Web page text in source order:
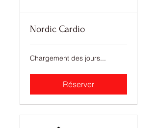
Nordic Cardio
Chargement des jours...
Réserver